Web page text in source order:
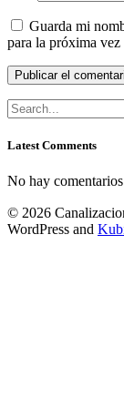
Guarda mi
para la próxima vez
Latest Comments
No hay
© 2026
WordPress and